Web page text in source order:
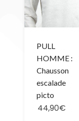
PULL
HOMME :
Chausson
escalade
picto
44,90€